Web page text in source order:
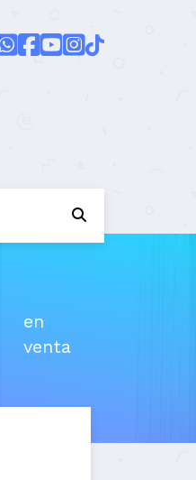
en
venta